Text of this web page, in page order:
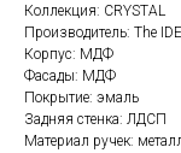
Коллекция: CRYSTAL
Производитель: The
Корпус: МДФ
Фасады: МДФ
Покрытие: эмаль
Задняя стенка: ЛДСП
Материал ручек: